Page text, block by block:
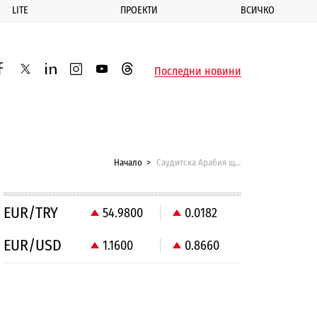
LITE ПРОЕКТИ ВСИЧКО
twitterlinkedininstagram
youtubethreadsПоследни новини
Начало Саудитска Арабия ще глобява двойки с $130 000, ако си четат SMS-ите
EUR/TRY 54.9800 0.0182
EUR/USD 1.1600 0.8660